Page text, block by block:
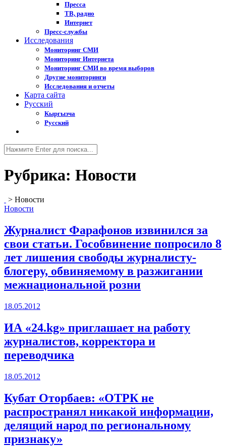
Пресса
ТВ, радио
Интернет
Пресс-службы
Исследования
Мониторинг СМИ
Мониторинг Интернета
Мониторинг СМИ во время выборов
Другие мониторинги
Исследования и отчеты
Карта сайта
Русский
Кыргызча
Русский
Рубрика: Новости
> Новости
Новости
Журналист Фарафонов извинился за
свои статьи. Гособвинение попросило 8
лет лишения свободы журналисту-
блогеру, обвиняемому в разжигании
межнациональной розни
18.05.2012
ИА «24.kg» приглашает на работу
журналистов, корректора и
переводчика
18.05.2012
Кубат Оторбаев: «ОТРК не
распространял никакой информации,
делящий народ по региональному
признаку»